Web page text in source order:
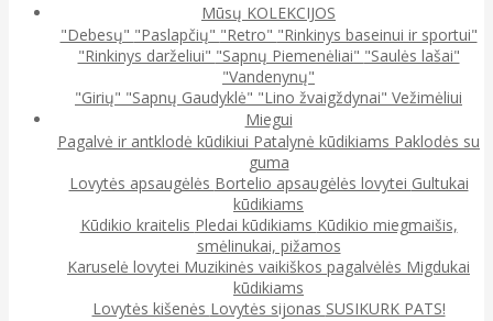
Mūsų KOLEKCIJOS
"Debesų" "Paslapčių" "Retro" "Rinkinys baseinui ir sportui"
"Rinkinys darželiui" "Sapnų Piemenėliai" "Saulės lašai"
"Vandenynų"
"Girių" "Sapnų Gaudyklė" "Lino žvaigždynai" Vežimėliui
Miegui
Pagalvė ir antklodė kūdikiui Patalynė kūdikiams Paklodės su
guma
Lovytės apsaugėlės Bortelio apsaugėlės lovytei Gultukai
kūdikiams
Kūdikio kraitelis Pledai kūdikiams Kūdikio miegmaišis,
smėlinukai, pižamos
Karuselė lovytei Muzikinės vaikiškos pagalvėlės Migdukai
kūdikiams
Lovytės kišenės Lovytės sijonas SUSIKURK PATS!